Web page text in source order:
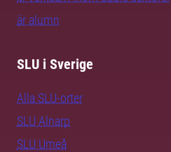
är alumn
SLU i Sverige
Alla SLU-orter
SLU Alnarp
SLU Umeå